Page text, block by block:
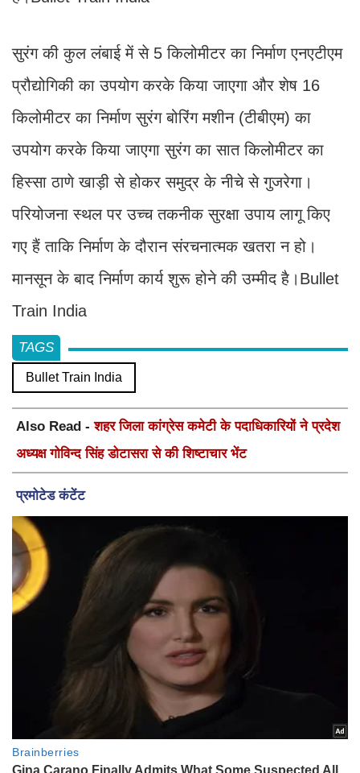
सुरंग की कुल लंबाई में से 5 किलोमीटर का निर्माण एनएटीएम
प्रौद्योगिकी का उपयोग करके किया जाएगा और शेष 16
किलोमीटर का निर्माण सुरंग बोरिंग मशीन (टीबीएम) का
उपयोग करके किया जाएगा सुरंग का सात किलोमीटर का
हिस्सा ठाणे खाड़ी से होकर समुद्र के नीचे से गुजरेगा।
परियोजना स्थल पर उच्च तकनीक सुरक्षा उपाय लागू किए
गए हैं ताकि निर्माण के दौरान संरचनात्मक खतरा न हो।
मानसून के बाद निर्माण कार्य शुरू होने की उम्मीद है।Bullet
Train India
TAGS
Bullet Train India
Also Read -शहर जिला कांग्रेस कमेटी के पदाधिकारियों ने प्रदेश
अध्यक्ष गोविन्द सिंह डोटासरा से की शिष्टाचार भेंट